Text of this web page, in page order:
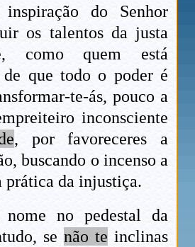
do Senhor
os talentos da justa
como quem está
de que todo o poder é
te-ás, pouco a
inconsciente
, por favoreceres a
buscando o incenso a
prática da injustiça.
nome no pedestal da
se não te inclinas